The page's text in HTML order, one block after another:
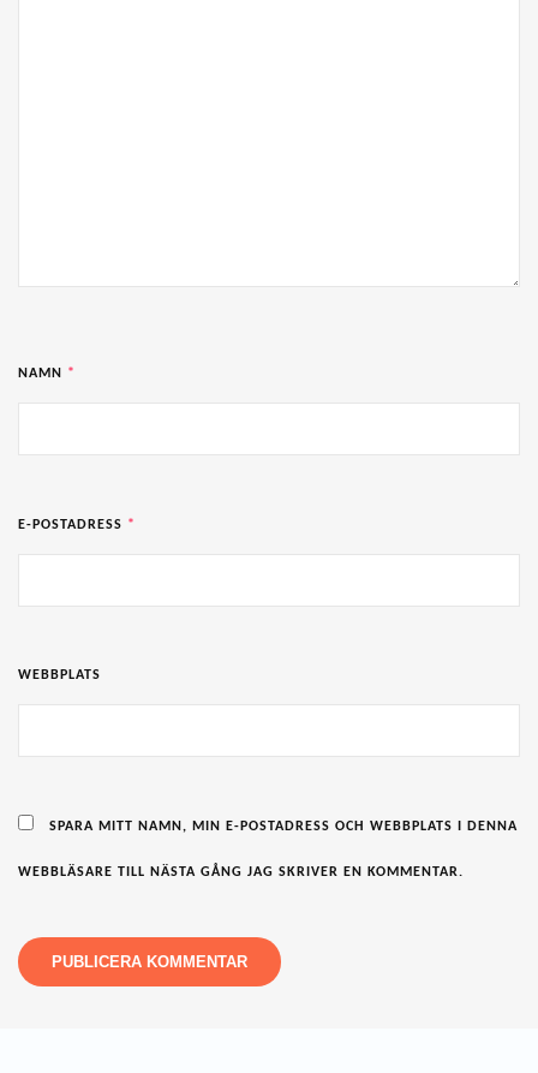
NAMN *
E-POSTADRESS *
WEBBPLATS
SPARA MITT NAMN, MIN E-POSTADRESS OCH WEBBPLATS I DENNA
WEBBLÄSARE TILL NÄSTA GÅNG JAG SKRIVER EN KOMMENTAR.